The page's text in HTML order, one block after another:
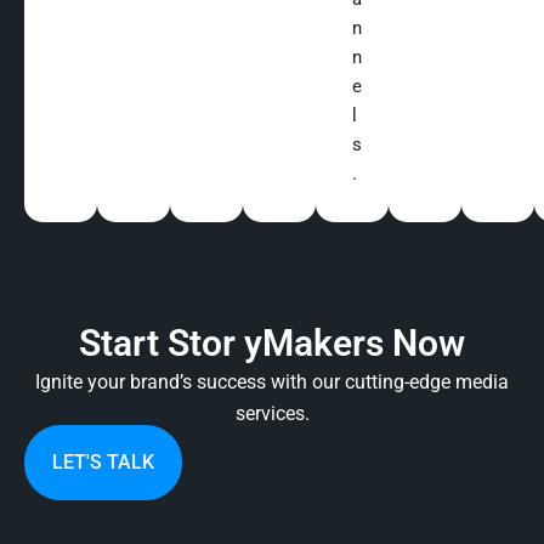
n
n
e
s
.
Start Stor yMakers Now
Ignite your brand’s success with our cutting-edge media
services.
LET'S TALK